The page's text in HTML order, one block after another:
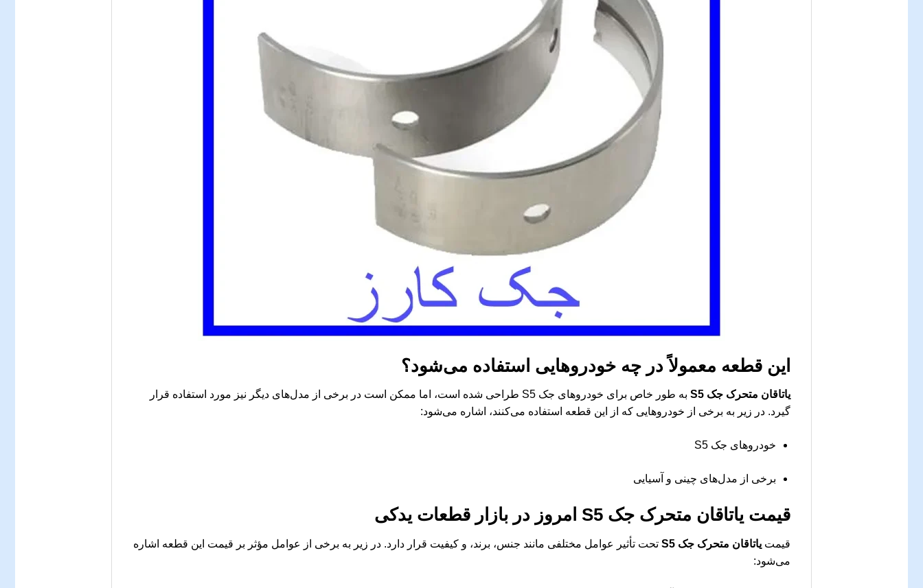
این قطعه معمولاً در چه خودروهایی استفاده می‌شود؟
یاتاقان متحرک جک S5
به طور خاص برای خودروهای جک S5 طراحی شده است، اما ممکن است در برخی از مدل‌های دیگر نیز مورد استفاده قرار
گیرد. در زیر به برخی از خودروهایی که از این قطعه استفاده می‌کنند، اشاره می‌شود:
خودروهای جک S5
برخی از مدل‌های چینی و آسیایی
قیمت یاتاقان متحرک جک S5 امروز در بازار قطعات یدکی
قیمت یاتاقان متحرک جک S5
تحت تأثیر عوامل مختلفی مانند جنس، برند، و کیفیت قرار دارد. در زیر به برخی از عوامل مؤثر بر قیمت این قطعه اشاره
می‌شود: